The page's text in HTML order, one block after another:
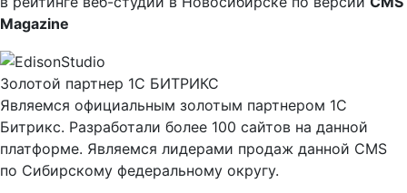
Magazine
Золотой партнер 1С БИТРИКС
Являемся официальным золотым партнером 1С
Битрикс. Разработали более 100 сайтов на данной
платформе. Являемся лидерами продаж данной CMS
по Сибирскому федеральному округу.